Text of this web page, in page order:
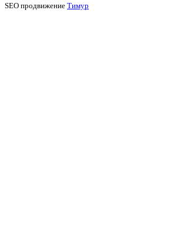
SEO продвижение Тимур